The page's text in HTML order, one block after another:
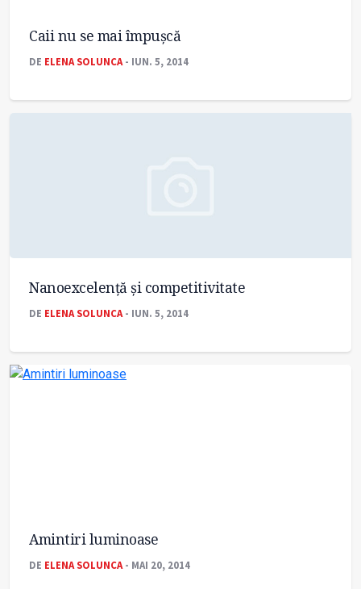
Caii nu se mai împuşcă
DE ELENA SOLUNCA- IUN. 5, 2014
Nanoexcelenţă şi competitivitate
DE ELENA SOLUNCA- IUN. 5, 2014
Amintiri luminoase
DE ELENA SOLUNCA- MAI 20, 2014